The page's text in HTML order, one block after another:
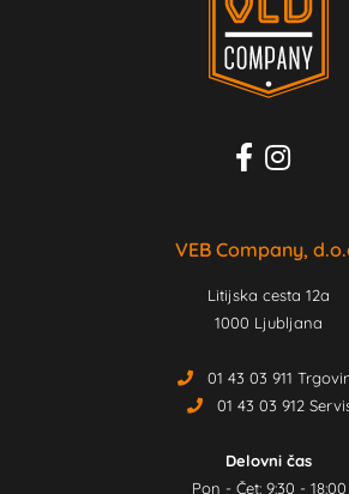
VEB Company,
Litijska cesta 12a
1000 Ljubljana
01 43 03 911
01 43 03 912
Delovni čas
Pon - Čet: 9:30 - 18:00